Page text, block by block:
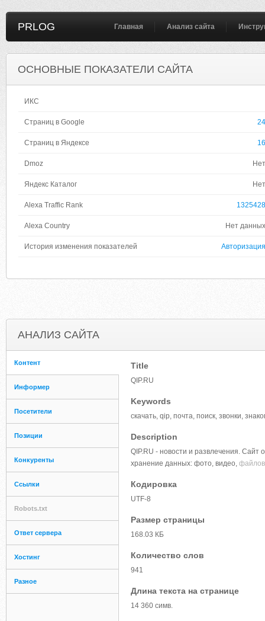
PRLOG Главная Анализ сайта
ОСНОВНЫЕ ПОКАЗАТЕЛИ САЙТА
ИКС
Страниц в Google 24
Страниц в Яндексе 16
Dmoz Нет
Яндекс Каталог Нет
Alexa Traffic Rank 1325428
Alexa Country Нет данных
История изменения показателей Авторизация
АНАЛИЗ САЙТА
Контент
Информер
Посетители
Позиции
Конкуренты
Ссылки
Robots.txt
Ответ сервера
Хостинг
Разное
Title
QIP.RU
Keywords
скачать, qip, почта, поиск, звонки,
Description
QIP.RU - новости и развлечения. Сайт
хранение данных: фото, видео,
Кодировка
UTF-8
Размер страницы
168.03 КБ
Количество слов
941
Длина текста на странице
14 360 симв.